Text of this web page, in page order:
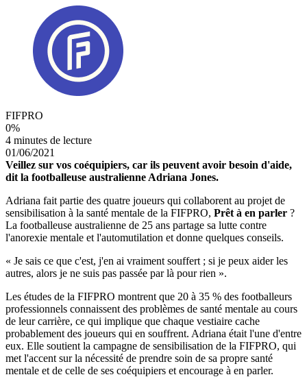
FIFPRO
0%
4 minutes de lecture
01/06/2021
Veillez sur vos coéquipiers, car ils peuvent avoir besoin d'aide,
dit la footballeuse australienne Adriana Jones.
Adriana fait partie des quatre joueurs qui collaborent au projet de
sensibilisation à la santé mentale de la FIFPRO, Prêt à en parler ?
La footballeuse australienne de 25 ans partage sa lutte contre
l'anorexie mentale et l'automutilation et donne quelques conseils.
« Je sais ce que c'est, j'en ai vraiment souffert ; si je peux aider les
autres, alors je ne suis pas passée par là pour rien ».
Les études de la FIFPRO montrent que 20 à 35 % des footballeurs
professionnels connaissent des problèmes de santé mentale au cours
de leur carrière, ce qui implique que chaque vestiaire cache
probablement des joueurs qui en souffrent. Adriana était l'une d'entre
eux. Elle soutient la campagne de sensibilisation de la FIFPRO, qui
met l'accent sur la nécessité de prendre soin de sa propre santé
mentale et de celle de ses coéquipiers et encourage à en parler.